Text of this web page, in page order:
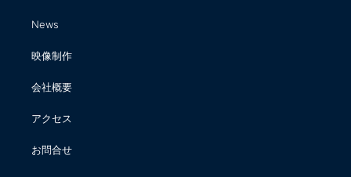
News
映像制作
会社概要
アクセス
お問合せ